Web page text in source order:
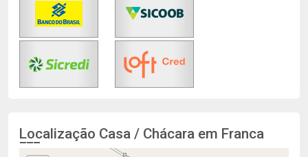
Localização Casa / Chácara em Franca